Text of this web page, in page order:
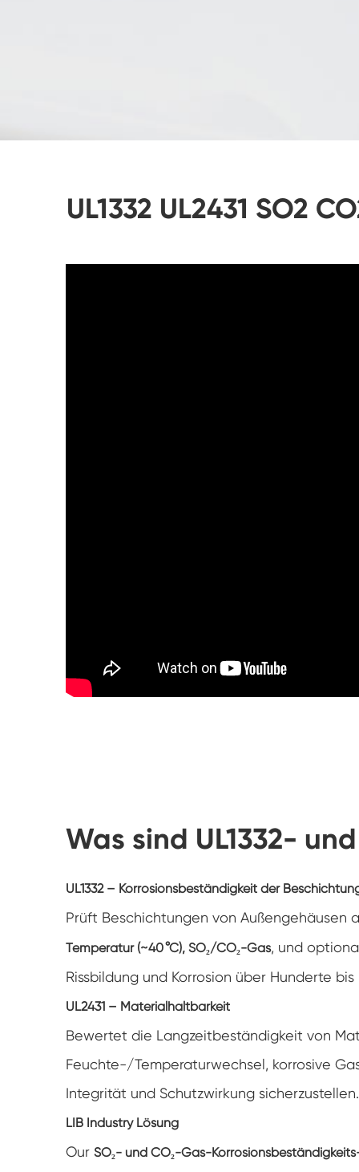
UL1332 UL2431 SO2
Was sind UL1332-
UL1332 – Korrosionsbeständigkeit der
Prüft Beschichtungen von Außengehäusen
Temperatur (~40 °C), SO₂/CO₂-Gas, und
Rissbildung und Korrosion über Hunderte bis
UL2431 – Materialhaltbarkeit
Bewertet die Langzeitbeständigkeit von
Feuchte-/Temperaturwechsel, korrosive
Integrität und Schutzwirkung sicherzustellen.
LIB Industry Lösung
Our SO₂- und CO₂-Gas-